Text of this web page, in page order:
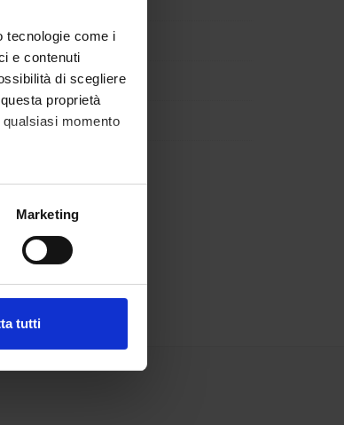
tecnologie come i
e contenuti
di scegliere
proprietà
momento
Marketing
tutti